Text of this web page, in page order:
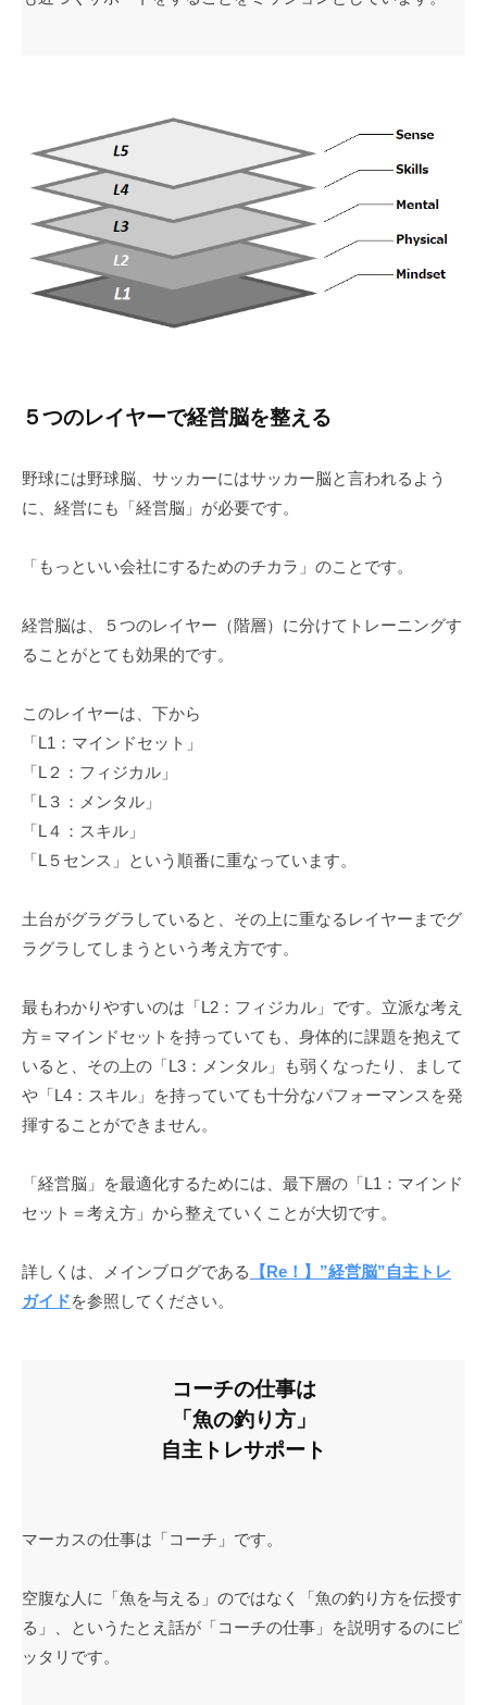
５つのレイヤーで経営脳を整える
野球には野球脳、サッカーにはサッカー脳と言われるよう
に、経営にも「経営脳」が必要です。
「もっといい会社にするためのチカラ」のことです。
経営脳は、５つのレイヤー（階層）に分けてトレーニングす
ることがとても効果的です。
このレイヤーは、下から
「L1：マインドセット」
「L２：フィジカル」
「L３：メンタル」
「L４：スキル」
「L５センス」という順番に重なっています。
土台がグラグラしていると、その上に重なるレイヤーまでグ
ラグラしてしまうという考え方です。
最もわかりやすいのは「L2：フィジカル」です。立派な考え
方＝マインドセットを持っていても、身体的に課題を抱えて
いると、その上の「L3：メンタル」も弱くなったり、まして
や「L4：スキル」を持っていても十分なパフォーマンスを発
揮することができません。
「経営脳」を最適化するためには、最下層の「L1：マインド
セット＝考え方」から整えていくことが大切です。
詳しくは、メインブログである
【Re！】”経営脳”自主トレ
ガイドを参照してください。
コーチの仕事は
「魚の釣り方」
自主トレサポート
マーカスの仕事は「コーチ」です。
空腹な人に「魚を与える」のではなく「魚の釣り方を伝授す
る」、というたとえ話が「コーチの仕事」を説明するのにピ
ッタリです。